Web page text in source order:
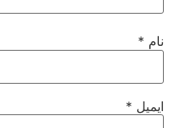
نام *
ایمیل *